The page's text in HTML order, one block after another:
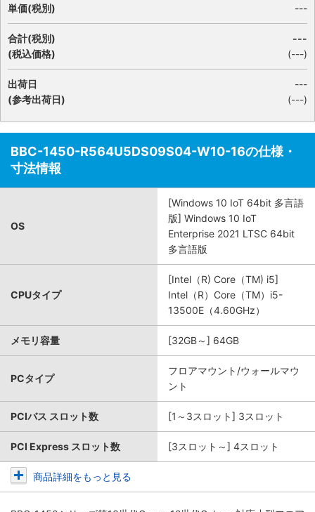
単価(税別) ---
合計(税別)
(税込価格)
---
(---)
出荷日
(参考出荷日)
---
(---)
BBC-1450-R564U5DS09S04-W10-16の仕様・
寸法情報
OS
[Windows 10 IoT 64bit 多言語
版] Windows 10 IoT
Enterprise 2021 LTSC 64bit
多言語版
CPUタイプ
[Intel（R) Core（TM) i5]
Intel（R）Core（TM）i5-
13500E（4.60GHz）
メモリ容量 [32GB～] 64GB
PCタイプ
フロアマウント/ウォールマウ
ント
PCIバス スロット数 [1～3スロット] 3スロット
PCI Express スロット数 [3スロット～] 4スロット
商品詳細をもっと見る